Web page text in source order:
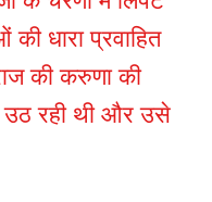
धारा प्रवाहित
की करुणा की
रही थी और उसे